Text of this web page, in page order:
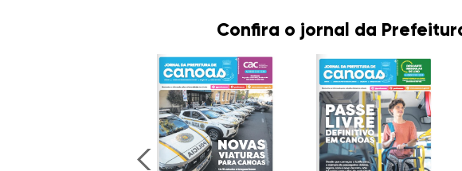
Confira o jornal da